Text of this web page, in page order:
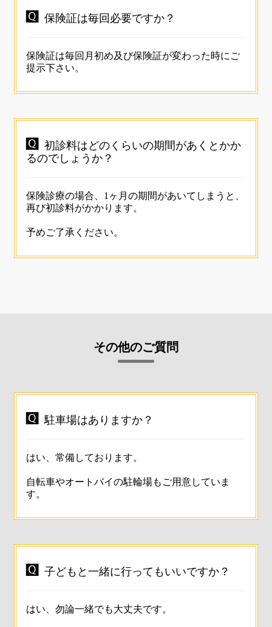
 保険証は毎回必要ですか？
保険証は毎回月初め及び保険証が変わった時にご
提示下さい。
 初診料はどのくらいの期間があくとかか
るのでしょうか？
保険診療の場合、1ヶ月の期間があいてしまうと、
再び初診料がかかります。
予めご了承ください。
その他のご質問
 駐車場はありますか？
はい、常備しております。
自転車やオートバイの駐輪場もご用意していま
す。
 子どもと一緒に行ってもいいですか？
はい、勿論一緒でも大丈夫です。